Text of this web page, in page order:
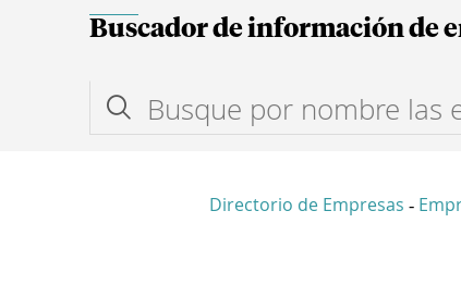
Buscador de información de
Directorio de Empresas -